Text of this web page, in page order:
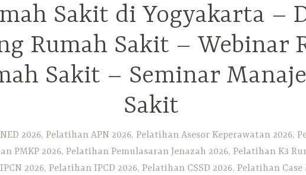
Sakit di Yogyakarta –
Rumah Sakit – Webinar
Sakit – Seminar
Sakit
2026, Pelatihan APN 2026, Pelatihan Asesor Keperawatan 2026,
PMKP 2026, Pelatihan Pemulasaran Jenazah 2026, Pelatihan K3
2026, Pelatihan IPCD 2026, Pelatihan CSSD 2026, Pelatihan